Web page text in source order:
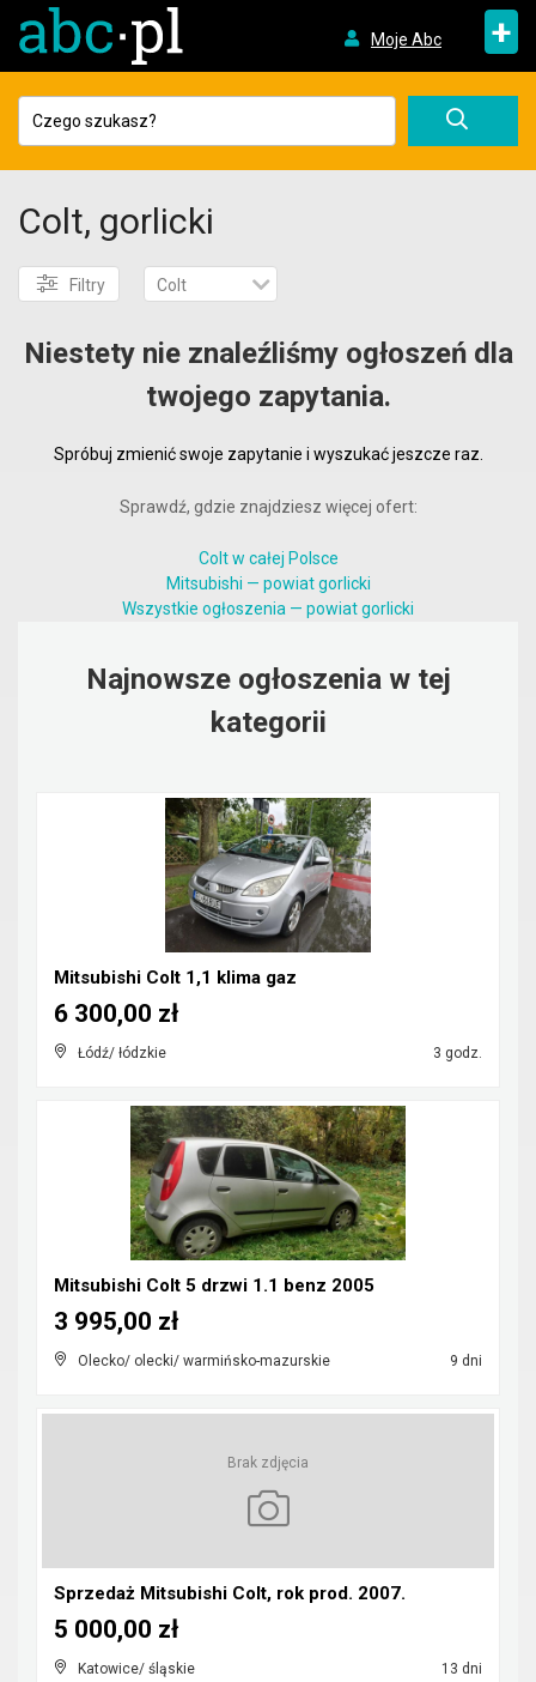
Moje Abc +
Colt, gorlicki
Filtry Colt
Niestety nie znaleźliśmy ogłoszeń dla
twojego zapytania.
Spróbuj zmienić swoje zapytanie i wyszukać jeszcze raz.
Sprawdź, gdzie znajdziesz więcej ofert:
Colt w całej Polsce
Mitsubishi — powiat gorlicki
Wszystkie ogłoszenia — powiat gorlicki
Najnowsze ogłoszenia w tej
kategorii
Mitsubishi Colt 1,1 klima gaz
Łódź/ łódzkie 3 godz.
6 300,00 zł
Mitsubishi Colt 5 drzwi 1.1 benz 2005
Olecko/ olecki/ warmińsko-mazurskie 9 dni
3 995,00 zł
Brak zdjęcia
Sprzedaż Mitsubishi Colt, rok prod. 2007.
Katowice/ śląskie 13 dni
5 000,00 zł